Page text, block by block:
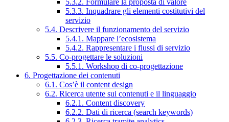
5.3.2. Formulare la proposta di valore
5.3.3. Inquadrare gli elementi costitutivi del
servizio
5.4. Descrivere il funzionamento del servizio
5.4.1. Mappare l’ecosistema
5.4.2. Rappresentare i flussi di servizio
5.5. Co-progettare le soluzioni
5.5.1. Workshop di co-progettazione
6. Progettazione dei contenuti
6.1. Cos’è il content design
6.2. Ricerca utente sui contenuti e il linguaggio
6.2.1. Content discovery
6.2.2. Dati di ricerca (search keywords)